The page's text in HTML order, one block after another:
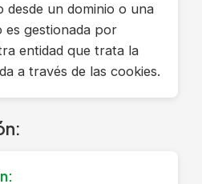
desde un dominio o una
es gestionada por
entidad que trata la
a través de las cookies.